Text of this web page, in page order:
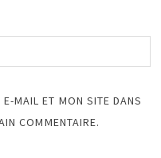
MAIL ET MON SITE DANS
COMMENTAIRE.